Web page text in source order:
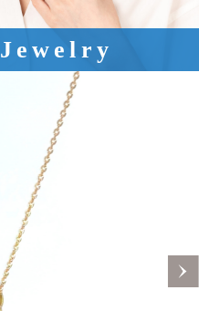
Ring
Ring
Shop List
Catalog